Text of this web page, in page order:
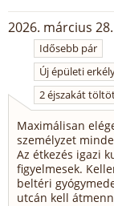
2026. március
Idősebb pár
Új épületi
2 éjszakát
Maximálisan
személyzet
Az étkezés igazi
figyelmesek.
beltéri
utcán kell